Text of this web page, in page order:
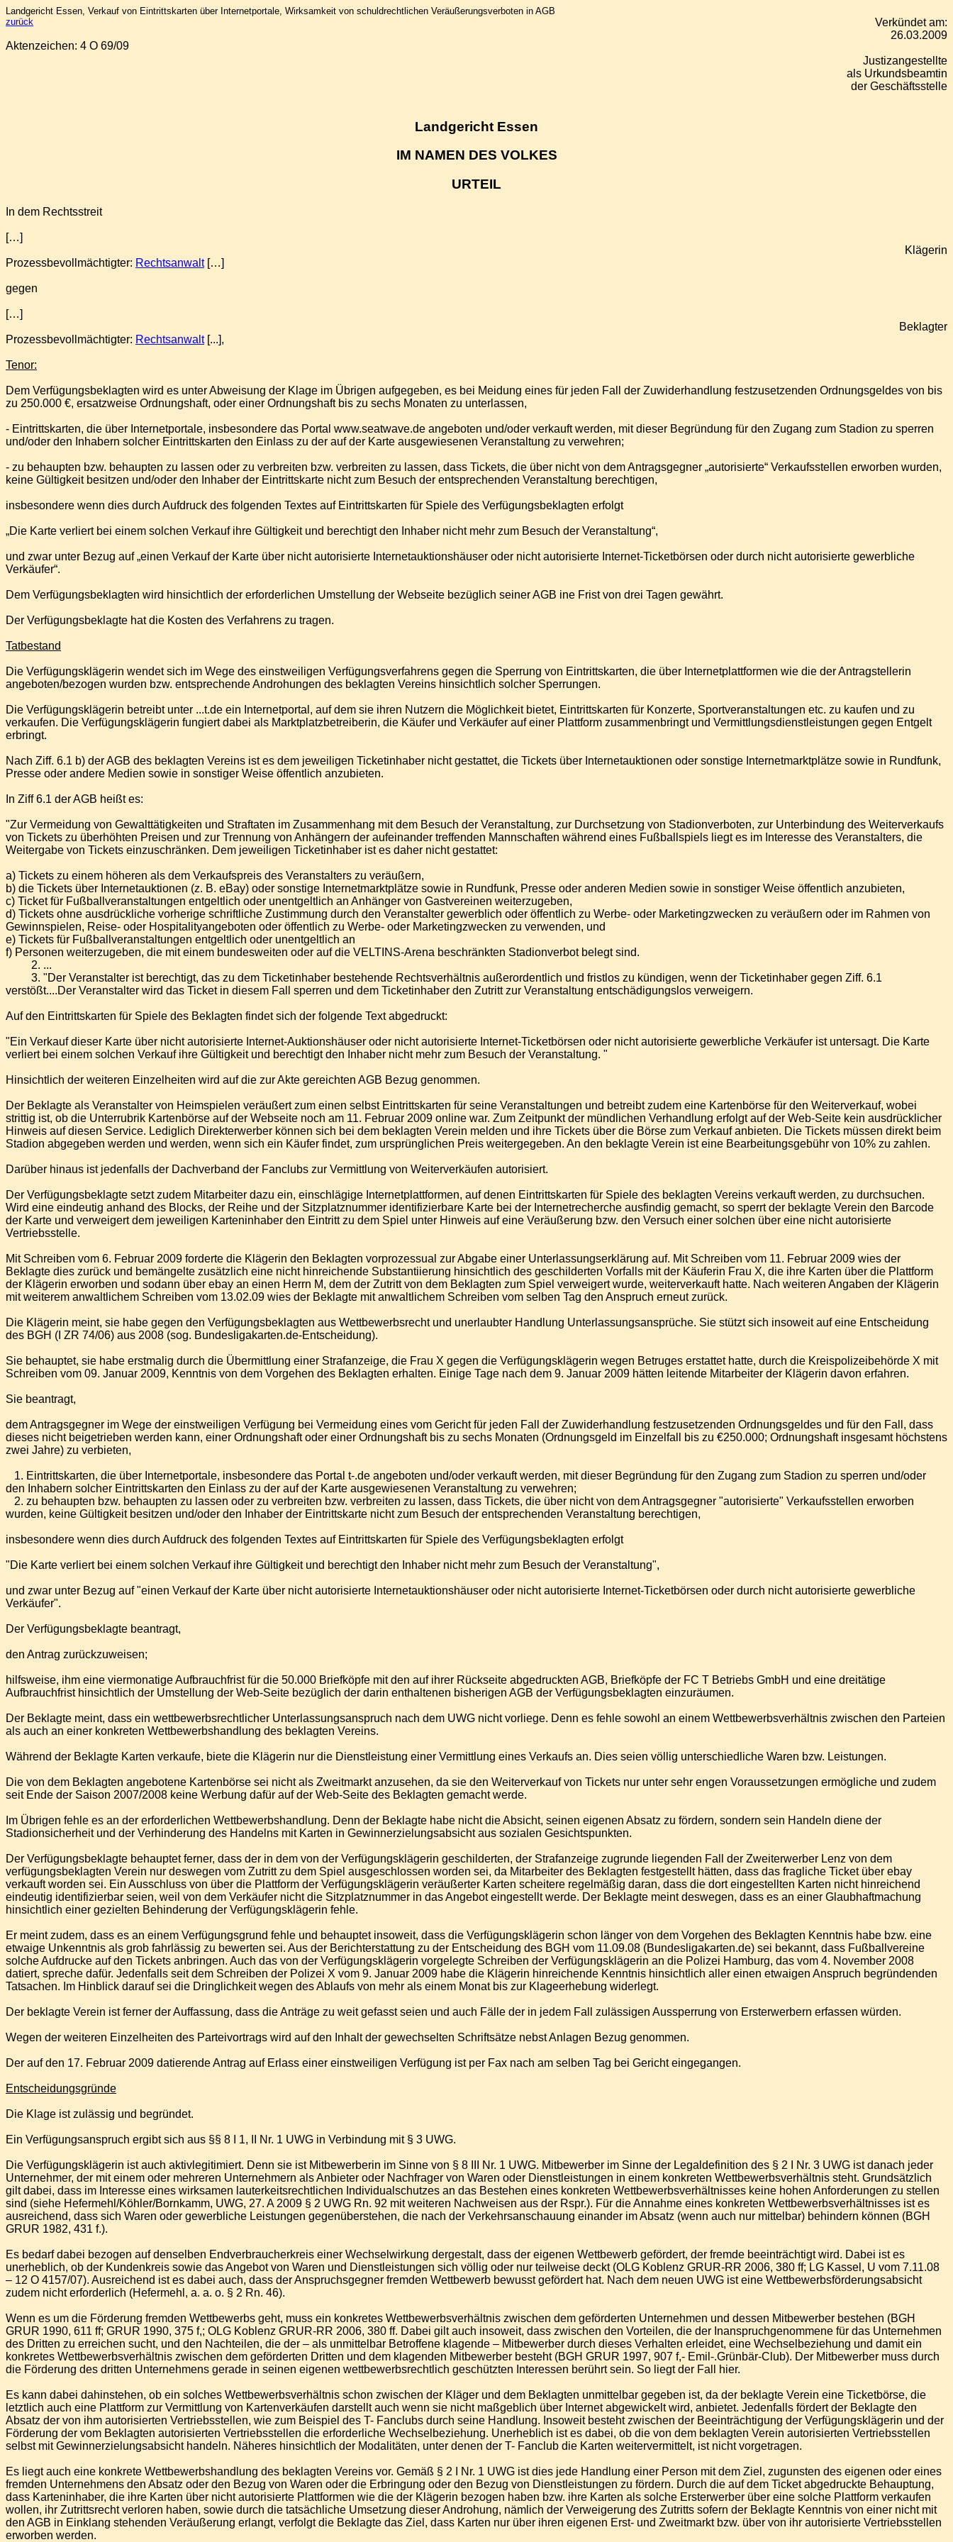
Landgericht Essen, Verkauf von Eintrittskarten über Internetportale, Wirksamkeit von schuldrechtlichen Veräußerungsverboten in AGB
zurück
Aktenzeichen: 4 O 69/09
Verkündet am:
26.03.2009
Justizangestellte
als Urkundsbeamtin
der Geschäftsstelle
Landgericht Essen
IM NAMEN DES VOLKES
URTEIL
In dem Rechtsstreit
[…]
Klägerin
Prozessbevollmächtigter: Rechtsanwalt[…]
gegen
[…]
Beklagter
Prozessbevollmächtigter: Rechtsanwalt[...],
Tenor:
Dem Verfügungsbeklagten wird es unter Abweisung der Klage im Übrigen aufgegeben, es bei Meidung eines für jeden Fall der Zuwiderhandlung festzusetzenden Ordnungsgeldes von bis
zu 250.000 €, ersatzweise Ordnungshaft, oder einer Ordnungshaft bis zu sechs Monaten zu unterlassen,
- Eintrittskarten, die über Internetportale, insbesondere das Portal www.seatwave.de angeboten und/oder verkauft werden, mit dieser Begründung für den Zugang zum Stadion zu sperren
und/oder den Inhabern solcher Eintrittskarten den Einlass zu der auf der Karte ausgewiesenen Veranstaltung zu verwehren;
- zu behaupten bzw. behaupten zu lassen oder zu verbreiten bzw. verbreiten zu lassen, dass Tickets, die über nicht von dem Antragsgegner „autorisierte“ Verkaufsstellen erworben wurden,
keine Gültigkeit besitzen und/oder den Inhaber der Eintrittskarte nicht zum Besuch der entsprechenden Veranstaltung berechtigen,
insbesondere wenn dies durch Aufdruck des folgenden Textes auf Eintrittskarten für Spiele des Verfügungsbeklagten erfolgt
„Die Karte verliert bei einem solchen Verkauf ihre Gültigkeit und berechtigt den Inhaber nicht mehr zum Besuch der Veranstaltung“,
und zwar unter Bezug auf „einen Verkauf der Karte über nicht autorisierte Internetauktionshäuser oder nicht autorisierte Internet-Ticketbörsen oder durch nicht autorisierte gewerbliche
Verkäufer“.
Dem Verfügungsbeklagten wird hinsichtlich der erforderlichen Umstellung der Webseite bezüglich seiner AGB ine Frist von drei Tagen gewährt.
Der Verfügungsbeklagte hat die Kosten des Verfahrens zu tragen.
Tatbestand
Die Verfügungsklägerin wendet sich im Wege des einstweiligen Verfügungsverfahrens gegen die Sperrung von Eintrittskarten, die über Internetplattformen wie die der Antragstellerin
angeboten/bezogen wurden bzw. entsprechende Androhungen des beklagten Vereins hinsichtlich solcher Sperrungen.
Die Verfügungsklägerin betreibt unter ...t.de ein Internetportal, auf dem sie ihren Nutzern die Möglichkeit bietet, Eintrittskarten für Konzerte, Sportveranstaltungen etc. zu kaufen und zu
verkaufen. Die Verfügungsklägerin fungiert dabei als Marktplatzbetreiberin, die Käufer und Verkäufer auf einer Plattform zusammenbringt und Vermittlungsdienstleistungen gegen Entgelt
erbringt.
Nach Ziff. 6.1 b) der AGB des beklagten Vereins ist es dem jeweiligen Ticketinhaber nicht gestattet, die Tickets über Internetauktionen oder sonstige Internetmarktplätze sowie in Rundfunk,
Presse oder andere Medien sowie in sonstiger Weise öffentlich anzubieten.
In Ziff 6.1 der AGB heißt es:
"Zur Vermeidung von Gewalttätigkeiten und Straftaten im Zusammenhang mit dem Besuch der Veranstaltung, zur Durchsetzung von Stadionverboten, zur Unterbindung des Weiterverkaufs
von Tickets zu überhöhten Preisen und zur Trennung von Anhängern der aufeinander treffenden Mannschaften während eines Fußballspiels liegt es im Interesse des Veranstalters, die
Weitergabe von Tickets einzuschränken. Dem jeweiligen Ticketinhaber ist es daher nicht gestattet:
a) Tickets zu einem höheren als dem Verkaufspreis des Veranstalters zu veräußern,
b) die Tickets über Internetauktionen (z. B. eBay) oder sonstige Internetmarktplätze sowie in Rundfunk, Presse oder anderen Medien sowie in sonstiger Weise öffentlich anzubieten,
c) Ticket für Fußballveranstaltungen entgeltlich oder unentgeltlich an Anhänger von Gastvereinen weiterzugeben,
d) Tickets ohne ausdrückliche vorherige schriftliche Zustimmung durch den Veranstalter gewerblich oder öffentlich zu Werbe- oder Marketingzwecken zu veräußern oder im Rahmen von
Gewinnspielen, Reise- oder Hospitalityangeboten oder öffentlich zu Werbe- oder Marketingzwecken zu verwenden, und
e) Tickets für Fußballveranstaltungen entgeltlich oder unentgeltlich an
f) Personen weiterzugeben, die mit einem bundesweiten oder auf die VELTINS-Arena beschränkten Stadionverbot belegt sind.
2. ...
3. "Der Veranstalter ist berechtigt, das zu dem Ticketinhaber bestehende Rechtsverhältnis außerordentlich und fristlos zu kündigen, wenn der Ticketinhaber gegen Ziff. 6.1
verstößt....Der Veranstalter wird das Ticket in diesem Fall sperren und dem Ticketinhaber den Zutritt zur Veranstaltung entschädigungslos verweigern.
Auf den Eintrittskarten für Spiele des Beklagten findet sich der folgende Text abgedruckt:
"Ein Verkauf dieser Karte über nicht autorisierte Internet-Auktionshäuser oder nicht autorisierte Internet-Ticketbörsen oder nicht autorisierte gewerbliche Verkäufer ist untersagt. Die Karte
verliert bei einem solchen Verkauf ihre Gültigkeit und berechtigt den Inhaber nicht mehr zum Besuch der Veranstaltung. "
Hinsichtlich der weiteren Einzelheiten wird auf die zur Akte gereichten AGB Bezug genommen.
Der Beklagte als Veranstalter von Heimspielen veräußert zum einen selbst Eintrittskarten für seine Veranstaltungen und betreibt zudem eine Kartenbörse für den Weiterverkauf, wobei
strittig ist, ob die Unterrubrik Kartenbörse auf der Webseite noch am 11. Februar 2009 online war. Zum Zeitpunkt der mündlichen Verhandlung erfolgt auf der Web-Seite kein ausdrücklicher
Hinweis auf diesen Service. Lediglich Direkterwerber können sich bei dem beklagten Verein melden und ihre Tickets über die Börse zum Verkauf anbieten. Die Tickets müssen direkt beim
Stadion abgegeben werden und werden, wenn sich ein Käufer findet, zum ursprünglichen Preis weitergegeben. An den beklagte Verein ist eine Bearbeitungsgebühr von 10% zu zahlen.
Darüber hinaus ist jedenfalls der Dachverband der Fanclubs zur Vermittlung von Weiterverkäufen autorisiert.
Der Verfügungsbeklagte setzt zudem Mitarbeiter dazu ein, einschlägige Internetplattformen, auf denen Eintrittskarten für Spiele des beklagten Vereins verkauft werden, zu durchsuchen.
Wird eine eindeutig anhand des Blocks, der Reihe und der Sitzplatznummer identifizierbare Karte bei der Internetrecherche ausfindig gemacht, so sperrt der beklagte Verein den Barcode
der Karte und verweigert dem jeweiligen Karteninhaber den Eintritt zu dem Spiel unter Hinweis auf eine Veräußerung bzw. den Versuch einer solchen über eine nicht autorisierte
Vertriebsstelle.
Mit Schreiben vom 6. Februar 2009 forderte die Klägerin den Beklagten vorprozessual zur Abgabe einer Unterlassungserklärung auf. Mit Schreiben vom 11. Februar 2009 wies der
Beklagte dies zurück und bemängelte zusätzlich eine nicht hinreichende Substantiierung hinsichtlich des geschilderten Vorfalls mit der Käuferin Frau X, die ihre Karten über die Plattform
der Klägerin erworben und sodann über ebay an einen Herrn M, dem der Zutritt von dem Beklagten zum Spiel verweigert wurde, weiterverkauft hatte. Nach weiteren Angaben der Klägerin
mit weiterem anwaltlichem Schreiben vom 13.02.09 wies der Beklagte mit anwaltlichem Schreiben vom selben Tag den Anspruch erneut zurück.
Die Klägerin meint, sie habe gegen den Verfügungsbeklagten aus Wettbewerbsrecht und unerlaubter Handlung Unterlassungsansprüche. Sie stützt sich insoweit auf eine Entscheidung
des BGH (I ZR 74/06) aus 2008 (sog. Bundesligakarten.de-Entscheidung).
Sie behauptet, sie habe erstmalig durch die Übermittlung einer Strafanzeige, die Frau X gegen die Verfügungsklägerin wegen Betruges erstattet hatte, durch die Kreispolizeibehörde X mit
Schreiben vom 09. Januar 2009, Kenntnis von dem Vorgehen des Beklagten erhalten. Einige Tage nach dem 9. Januar 2009 hätten leitende Mitarbeiter der Klägerin davon erfahren.
Sie beantragt,
dem Antragsgegner im Wege der einstweiligen Verfügung bei Vermeidung eines vom Gericht für jeden Fall der Zuwiderhandlung festzusetzenden Ordnungsgeldes und für den Fall, dass
dieses nicht beigetrieben werden kann, einer Ordnungshaft oder einer Ordnungshaft bis zu sechs Monaten (Ordnungsgeld im Einzelfall bis zu €250.000; Ordnungshaft insgesamt höchstens
zwei Jahre) zu verbieten,
1. Eintrittskarten, die über Internetportale, insbesondere das Portal t-.de angeboten und/oder verkauft werden, mit dieser Begründung für den Zugang zum Stadion zu sperren und/oder
den Inhabern solcher Eintrittskarten den Einlass zu der auf der Karte ausgewiesenen Veranstaltung zu verwehren;
2. zu behaupten bzw. behaupten zu lassen oder zu verbreiten bzw. verbreiten zu lassen, dass Tickets, die über nicht von dem Antragsgegner "autorisierte" Verkaufsstellen erworben
wurden, keine Gültigkeit besitzen und/oder den Inhaber der Eintrittskarte nicht zum Besuch der entsprechenden Veranstaltung berechtigen,
insbesondere wenn dies durch Aufdruck des folgenden Textes auf Eintrittskarten für Spiele des Verfügungsbeklagten erfolgt
"Die Karte verliert bei einem solchen Verkauf ihre Gültigkeit und berechtigt den Inhaber nicht mehr zum Besuch der Veranstaltung",
und zwar unter Bezug auf "einen Verkauf der Karte über nicht autorisierte Internetauktionshäuser oder nicht autorisierte Internet-Ticketbörsen oder durch nicht autorisierte gewerbliche
Verkäufer".
Der Verfügungsbeklagte beantragt,
den Antrag zurückzuweisen;
hilfsweise, ihm eine viermonatige Aufbrauchfrist für die 50.000 Briefköpfe mit den auf ihrer Rückseite abgedruckten AGB, Briefköpfe der FC T Betriebs GmbH und eine dreitätige
Aufbrauchfrist hinsichtlich der Umstellung der Web-Seite bezüglich der darin enthaltenen bisherigen AGB der Verfügungsbeklagten einzuräumen.
Der Beklagte meint, dass ein wettbewerbsrechtlicher Unterlassungsanspruch nach dem UWG nicht vorliege. Denn es fehle sowohl an einem Wettbewerbsverhältnis zwischen den Parteien
als auch an einer konkreten Wettbewerbshandlung des beklagten Vereins.
Während der Beklagte Karten verkaufe, biete die Klägerin nur die Dienstleistung einer Vermittlung eines Verkaufs an. Dies seien völlig unterschiedliche Waren bzw. Leistungen.
Die von dem Beklagten angebotene Kartenbörse sei nicht als Zweitmarkt anzusehen, da sie den Weiterverkauf von Tickets nur unter sehr engen Voraussetzungen ermögliche und zudem
seit Ende der Saison 2007/2008 keine Werbung dafür auf der Web-Seite des Beklagten gemacht werde.
Im Übrigen fehle es an der erforderlichen Wettbewerbshandlung. Denn der Beklagte habe nicht die Absicht, seinen eigenen Absatz zu fördern, sondern sein Handeln diene der
Stadionsicherheit und der Verhinderung des Handelns mit Karten in Gewinnerzielungsabsicht aus sozialen Gesichtspunkten.
Der Verfügungsbeklagte behauptet ferner, dass der in dem von der Verfügungsklägerin geschilderten, der Strafanzeige zugrunde liegenden Fall der Zweiterwerber Lenz von dem
verfügungsbeklagten Verein nur deswegen vom Zutritt zu dem Spiel ausgeschlossen worden sei, da Mitarbeiter des Beklagten festgestellt hätten, dass das fragliche Ticket über ebay
verkauft worden sei. Ein Ausschluss von über die Plattform der Verfügungsklägerin veräußerter Karten scheitere regelmäßig daran, dass die dort eingestellten Karten nicht hinreichend
eindeutig identifizierbar seien, weil von dem Verkäufer nicht die Sitzplatznummer in das Angebot eingestellt werde. Der Beklagte meint deswegen, dass es an einer Glaubhaftmachung
hinsichtlich einer gezielten Behinderung der Verfügungsklägerin fehle.
Er meint zudem, dass es an einem Verfügungsgrund fehle und behauptet insoweit, dass die Verfügungsklägerin schon länger von dem Vorgehen des Beklagten Kenntnis habe bzw. eine
etwaige Unkenntnis als grob fahrlässig zu bewerten sei. Aus der Berichterstattung zu der Entscheidung des BGH vom 11.09.08 (Bundesligakarten.de) sei bekannt, dass Fußballvereine
solche Aufdrucke auf den Tickets anbringen. Auch das von der Verfügungsklägerin vorgelegte Schreiben der Verfügungsklägerin an die Polizei Hamburg, das vom 4. November 2008
datiert, spreche dafür. Jedenfalls seit dem Schreiben der Polizei X vom 9. Januar 2009 habe die Klägerin hinreichende Kenntnis hinsichtlich aller einen etwaigen Anspruch begründenden
Tatsachen. Im Hinblick darauf sei die Dringlichkeit wegen des Ablaufs von mehr als einem Monat bis zur Klageerhebung widerlegt.
Der beklagte Verein ist ferner der Auffassung, dass die Anträge zu weit gefasst seien und auch Fälle der in jedem Fall zulässigen Aussperrung von Ersterwerbern erfassen würden.
Wegen der weiteren Einzelheiten des Parteivortrags wird auf den Inhalt der gewechselten Schriftsätze nebst Anlagen Bezug genommen.
Der auf den 17. Februar 2009 datierende Antrag auf Erlass einer einstweiligen Verfügung ist per Fax nach am selben Tag bei Gericht eingegangen.
Entscheidungsgründe
Die Klage ist zulässig und begründet.
Ein Verfügungsanspruch ergibt sich aus §§ 8 I 1, II Nr. 1 UWG in Verbindung mit § 3 UWG.
Die Verfügungsklägerin ist auch aktivlegitimiert. Denn sie ist Mitbewerberin im Sinne von § 8 III Nr. 1 UWG. Mitbewerber im Sinne der Legaldefinition des § 2 I Nr. 3 UWG ist danach jeder
Unternehmer, der mit einem oder mehreren Unternehmern als Anbieter oder Nachfrager von Waren oder Dienstleistungen in einem konkreten Wettbewerbsverhältnis steht. Grundsätzlich
gilt dabei, dass im Interesse eines wirksamen lauterkeitsrechtlichen Individualschutzes an das Bestehen eines konkreten Wettbewerbsverhältnisses keine hohen Anforderungen zu stellen
sind (siehe Hefermehl/Köhler/Bornkamm, UWG, 27. A 2009 § 2 UWG Rn. 92 mit weiteren Nachweisen aus der Rspr.). Für die Annahme eines konkreten Wettbewerbsverhältnisses ist es
ausreichend, dass sich Waren oder gewerbliche Leistungen gegenüberstehen, die nach der Verkehrsanschauung einander im Absatz (wenn auch nur mittelbar) behindern können (BGH
GRUR 1982, 431 f.).
Es bedarf dabei bezogen auf denselben Endverbraucherkreis einer Wechselwirkung dergestalt, dass der eigenen Wettbewerb gefördert, der fremde beeinträchtigt wird. Dabei ist es
unerheblich, ob der Kundenkreis sowie das Angebot von Waren und Dienstleistungen sich völlig oder nur teilweise deckt (OLG Koblenz GRUR-RR 2006, 380 ff; LG Kassel, U vom 7.11.08
– 12 O 4157/07). Ausreichend ist es dabei auch, dass der Anspruchsgegner fremden Wettbewerb bewusst gefördert hat. Nach dem neuen UWG ist eine Wettbewerbsförderungsabsicht
zudem nicht erforderlich (Hefermehl, a. a. o. § 2 Rn. 46).
Wenn es um die Förderung fremden Wettbewerbs geht, muss ein konkretes Wettbewerbsverhältnis zwischen dem geförderten Unternehmen und dessen Mitbewerber bestehen (BGH
GRUR 1990, 611 ff; GRUR 1990, 375 f,; OLG Koblenz GRUR-RR 2006, 380 ff. Dabei gilt auch insoweit, dass zwischen den Vorteilen, die der Inanspruchgenommene für das Unternehmen
des Dritten zu erreichen sucht, und den Nachteilen, die der – als unmittelbar Betroffene klagende – Mitbewerber durch dieses Verhalten erleidet, eine Wechselbeziehung und damit ein
konkretes Wettbewerbsverhältnis zwischen dem geförderten Dritten und dem klagenden Mitbewerber besteht (BGH GRUR 1997, 907 f,- Emil-.Grünbär-Club). Der Mitbewerber muss durch
die Förderung des dritten Unternehmens gerade in seinen eigenen wettbewerbsrechtlich geschützten Interessen berührt sein. So liegt der Fall hier.
Es kann dabei dahinstehen, ob ein solches Wettbewerbsverhältnis schon zwischen der Kläger und dem Beklagten unmittelbar gegeben ist, da der beklagte Verein eine Ticketbörse, die
letztlich auch eine Plattform zur Vermittlung von Kartenverkäufen darstellt auch wenn sie nicht maßgeblich über Internet abgewickelt wird, anbietet. Jedenfalls fördert der Beklagte den
Absatz der von ihm autorisierten Vertriebsstellen, wie zum Beispiel des T- Fanclubs durch seine Handlung. Insoweit besteht zwischen der Beeinträchtigung der Verfügungsklägerin und der
Förderung der vom Beklagten autorisierten Vertriebsstellen die erforderliche Wechselbeziehung. Unerheblich ist es dabei, ob die von dem beklagten Verein autorisierten Vertriebsstellen
selbst mit Gewinnerzielungsabsicht handeln. Näheres hinsichtlich der Modalitäten, unter denen der T- Fanclub die Karten weitervermittelt, ist nicht vorgetragen.
Es liegt auch eine konkrete Wettbewerbshandlung des beklagten Vereins vor. Gemäß § 2 I Nr. 1 UWG ist dies jede Handlung einer Person mit dem Ziel, zugunsten des eigenen oder eines
fremden Unternehmens den Absatz oder den Bezug von Waren oder die Erbringung oder den Bezug von Dienstleistungen zu fördern. Durch die auf dem Ticket abgedruckte Behauptung,
dass Karteninhaber, die ihre Karten über nicht autorisierte Plattformen wie die der Klägerin bezogen haben bzw. ihre Karten als solche Ersterwerber über eine solche Plattform verkaufen
wollen, ihr Zutrittsrecht verloren haben, sowie durch die tatsächliche Umsetzung dieser Androhung, nämlich der Verweigerung des Zutritts sofern der Beklagte Kenntnis von einer nicht mit
den AGB in Einklang stehenden Veräußerung erlangt, verfolgt die Beklagte das Ziel, dass Karten nur über ihren eigenen Erst- und Zweitmarkt bzw. über von ihr autorisierte Vertriebsstellen
erworben werden.